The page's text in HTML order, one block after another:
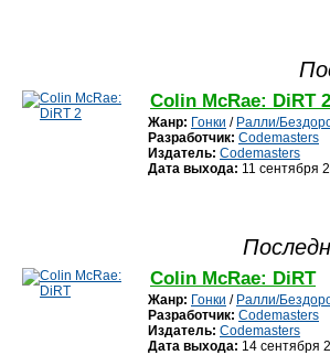
Colin McRae: DiRT 2
Жанр: Гонки / Ралли/
Разработчик: Codemasters
Издатель: Codemasters
Дата выхода: 11 сентября
Colin McRae: DiRT
Жанр: Гонки / Ралли/
Разработчик: Codemasters
Издатель: Codemasters
Дата выхода: 14 сентября